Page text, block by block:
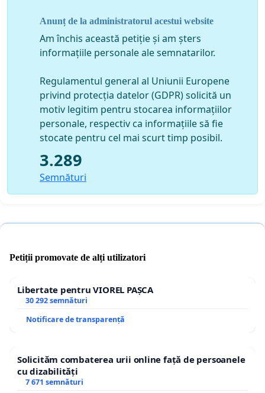
Anunț de la administratorul acestui website
Am închis această petiție și am șters
informațiile personale ale semnatarilor.
Regulamentul general al Uniunii Europene
privind protecția datelor (GDPR) solicită un
motiv legitim pentru stocarea informațiilor
personale, respectiv ca informațiile să fie
stocate pentru cel mai scurt timp posibil.
3.289
Semnături
Petiții promovate de alți utilizatori
Libertate pentru VIOREL PAȘCA
30 292 semnături
Notificare de transparență
Solicităm combaterea urii online față de persoanele
cu dizabilități
7 671 semnături